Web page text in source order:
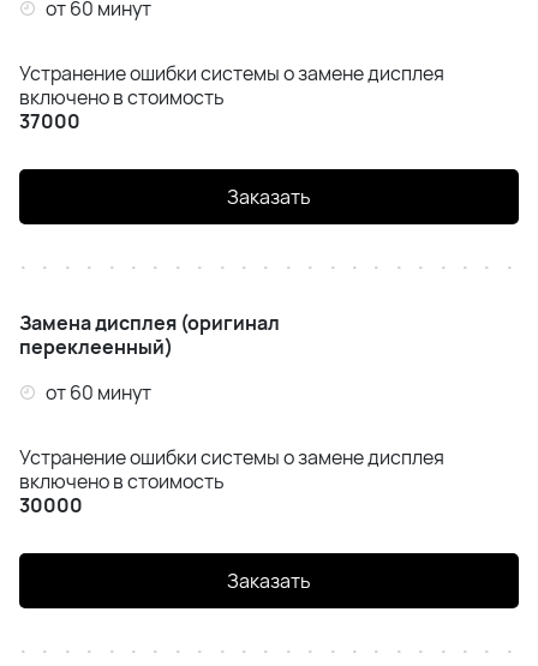
iPhone Air
iPhone 16 Plus
iPhone 16e
IPhone 16
iPhone 15 Pro
iPhone 15 Plus
iPhone 15
от 60 минут
Устранение ошибки системы о замене дисплея
включено в стоимость
37000
Заказать
Замена дисплея (оригинал
переклеенный)
от 60 минут
Устранение ошибки системы о замене дисплея
включено в стоимость
30000
Заказать